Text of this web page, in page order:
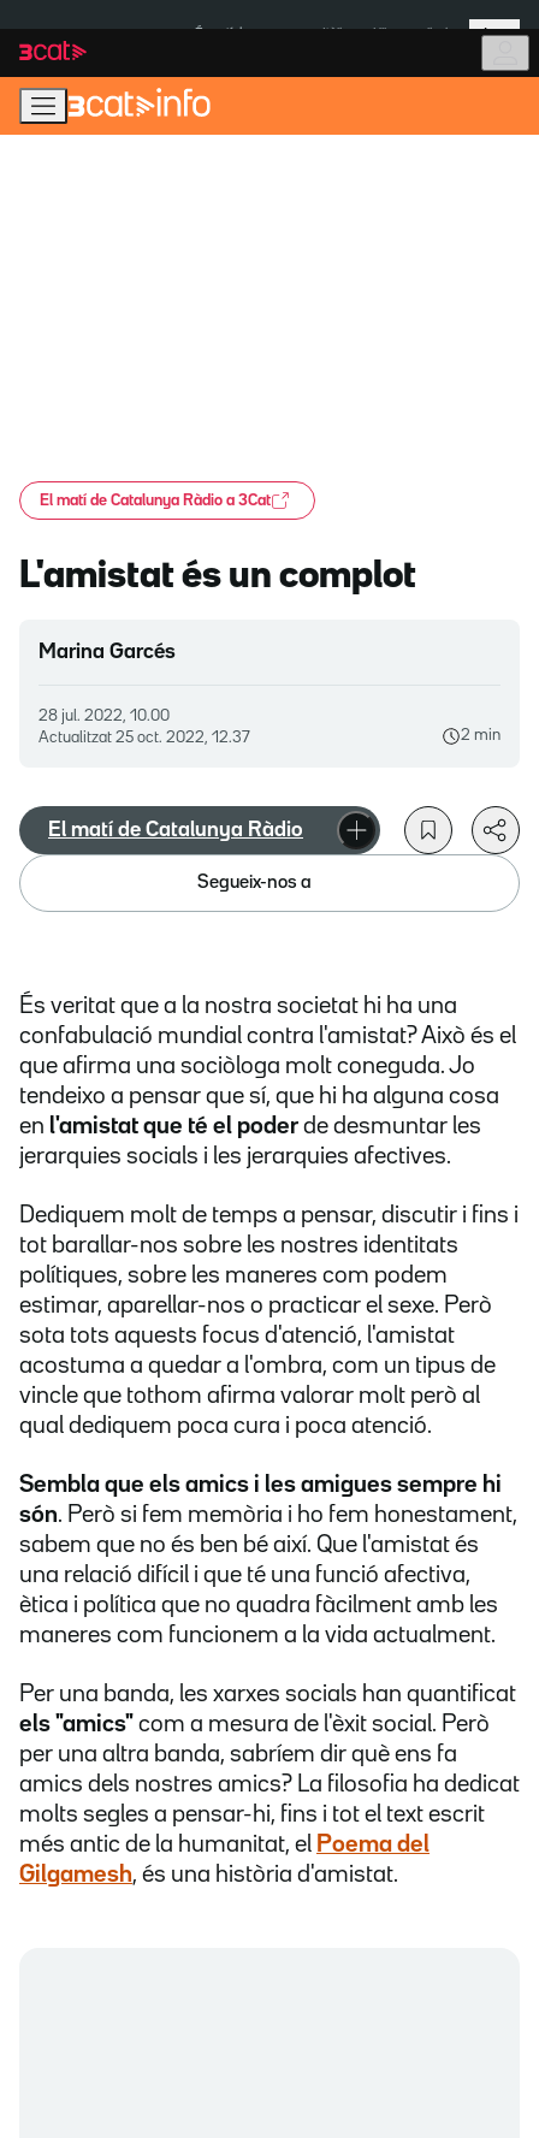
navegació
principal
contingut
Més
El matí de Catalunya Ràdio a 3Cat
L'amistat és un complot
Marina Garcés
28 jul. 2022, 10.00
Actualitzat 25 oct. 2022, 12.37 2 min
El matí de Catalunya Ràdio
Segueix-nos a
És veritat que a la nostra societat hi ha una
confabulació mundial contra l'amistat? Això és el
que afirma una sociòloga molt coneguda. Jo
tendeixo a pensar que sí, que hi ha alguna cosa
en l'amistat que té el poder de desmuntar les
jerarquies socials i les jerarquies afectives.
Dediquem molt de temps a pensar, discutir i fins i
tot barallar-nos sobre les nostres identitats
polítiques, sobre les maneres com podem
estimar, aparellar-nos o practicar el sexe. Però
sota tots aquests focus d'atenció, l'amistat
acostuma a quedar a l'ombra, com un tipus de
vincle que tothom afirma valorar molt però al
qual dediquem poca cura i poca atenció.
Sembla que els amics i les amigues sempre hi
són. Però si fem memòria i ho fem honestament,
sabem que no és ben bé així. Que l'amistat és
una relació difícil i que té una funció afectiva,
ètica i política que no quadra fàcilment amb les
maneres com funcionem a la vida actualment.
Per una banda, les xarxes socials han quantificat
els "amics" com a mesura de l'èxit social. Però
per una altra banda, sabríem dir què ens fa
amics dels nostres amics? La filosofia ha dedicat
molts segles a pensar-hi, fins i tot el text escrit
més antic de la humanitat, el Poema del
Gilgamesh, és una història d'amistat.